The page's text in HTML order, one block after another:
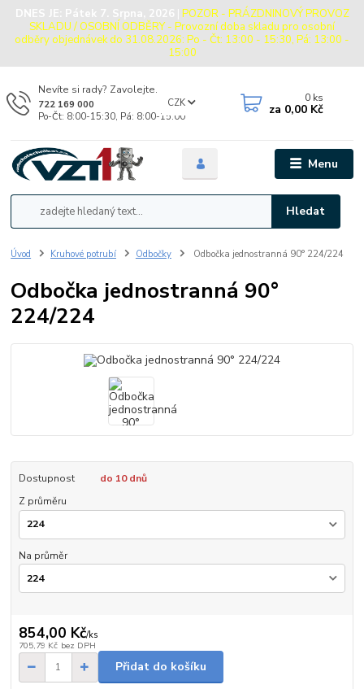
DNES JE: Pátek 7. Srpna, 2026 | POZOR - PRÁZDNINOVÝ PROVOZ
SKLADU / OSOBNÍ ODBĚRY - Provozní doba skladu pro osobní
odběry objednávek do 31.08.2026: Po - Čt: 13:00 - 15:30, Pá: 13:00 -
15:00
Menu
CZK
Hledat
Nevíte si rady? Zavolejte.
722 169 000
Po-Čt: 8:00-15:30, Pá: 8:00-15:00
0 ks
za 0,00 Kč
Úvod Kruhové potrubí Odbočky Odbočka jednostranná 90° 224/224
Odbočka jednostranná 90°
224/224
Dostupnost
do 10 dnů
Z průměru
Na průměr
854,00 Kč/ks
705,79 Kč bez DPH
Přidat do košíku